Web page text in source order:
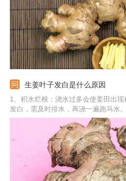
生姜叶子发白是什么原因
1、积水烂根：浇水过多会使姜田出
发白，需及时排水，再浇一遍跑马水
响植株吸收铁元素，从而导致也发白
掉遮阳网，阳光强烈会使叶片失绿变
锌和硼，叶片也会出现发白的情况，